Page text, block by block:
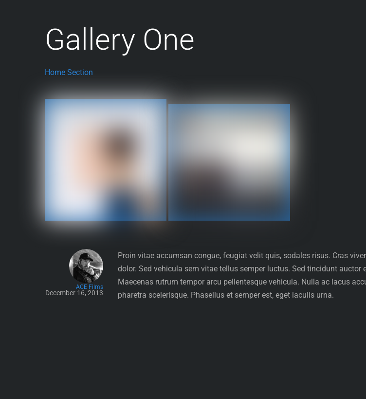
Gallery One
Home Section
ACE Films
December 16, 2013
Proin vitae accumsan congue, feugiat velit quis, sodales risus. Cras
dolor. Sed vehicula sem vitae tellus semper luctus. Sed tincidunt
Maecenas rutrum tempor arcu pellentesque vehicula. Nulla ac lacus
pharetra scelerisque. Phasellus et semper est, eget iaculis urna.